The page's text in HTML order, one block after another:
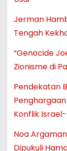
Jerman
Tengah
“Genocide
Zionisme di
Pendekatan
Konflik
Noa
Dipukuli